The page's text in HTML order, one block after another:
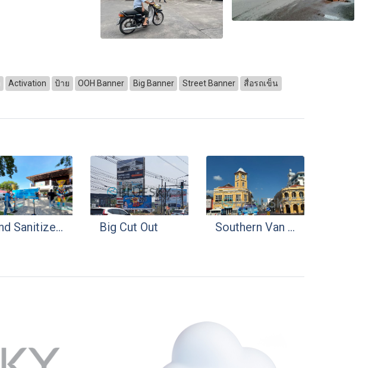
Activation ป้าย OOH Banner Big Banner Street Banner สื่อรถเข็น
Hand Sanitizer (Tourist Attraction) Big Cut Out Southern Van Media | สื่อโฆษณารถตู้ภาคใต้